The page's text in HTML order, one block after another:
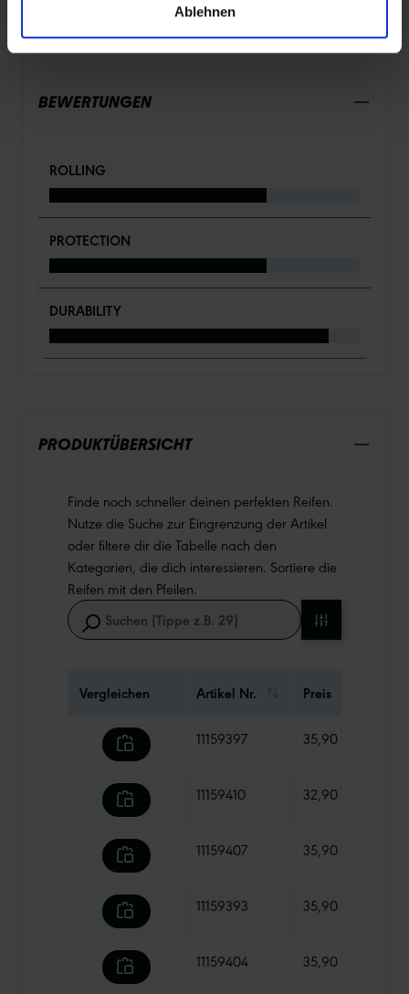
Ablehnen
DETAILS / PRODUKTDATEN
BEWERTUNGEN
ROLLING
PROTECTION
DURABILITY
PRODUKTÜBERSICHT
Finde noch schneller deinen perfekten Reifen.
Nutze die Suche zur Eingrenzung der Artikel
oder filtere dir die Tabelle nach den
Kategorien, die dich interessieren. Sortiere die
Reifen mit den Pfeilen.
Vergleichen Artikel Nr. Preis
11159397 35,90 €
11159410 32,90 €
11159407 35,90 €
11159393 35,90 €
11159404 35,90 €